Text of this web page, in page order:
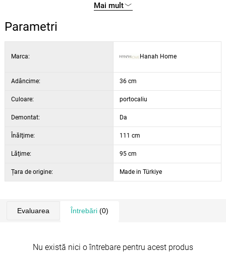
înălțimea picioarelor:
înălțimea rafturilor:19,8 cm
Mai mult
Parametri
Marca: Hanah Home
Adâncime: 36 cm
Culoare: portocaliu
Demontat: Da
Înălţime: 111 cm
Lăţime: 95 cm
Țara de origine: Made in Türkiye
Evaluarea Întrebări(0)
Nu există nici o întrebare pentru acest produs